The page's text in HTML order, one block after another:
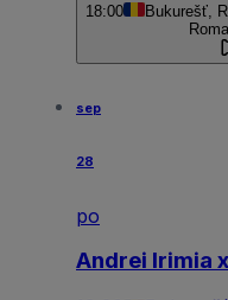
18:00 Bukurešť,
sep
28
po
Andrei Irimia